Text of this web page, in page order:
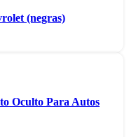
(negras)
Oculto Para Autos